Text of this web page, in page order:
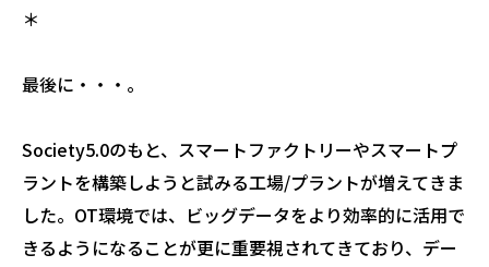
＊
最後に・・・。
Society5.0のもと、スマートファクトリーやスマートプ
ラントを構築しようと試みる工場/プラントが増えてきま
した。OT環境では、ビッグデータをより効率的に活用で
きるようになることが更に重要視されてきており、デー